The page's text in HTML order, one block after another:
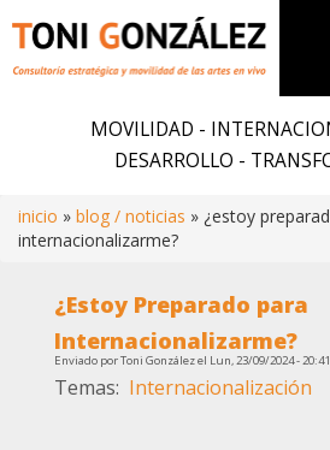
MOVILIDAD -
DESARROLLO -
Ruta
de
navegación
inicio blog / noticias
¿estoy
internacionalizarme?
¿Estoy Preparado para
Internacionalizarme?
Enviado porToni Gonzálezel Lun, 23/09/2024 - 20:41
Temas Internacionalización